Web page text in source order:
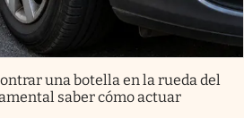
una botella en la rueda del
saber cómo actuar